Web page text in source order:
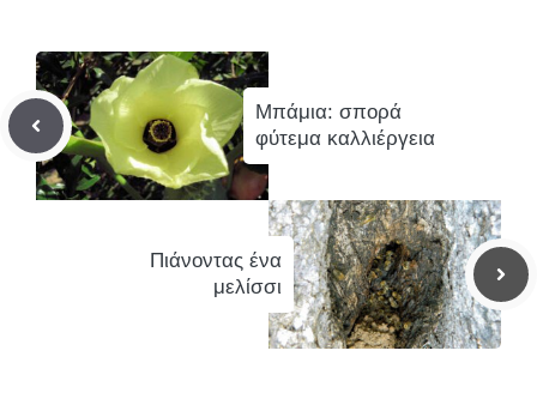
Μπάμια: σπορά
φύτεμα καλλιέργεια
Πιάνοντας ένα
μελίσσι